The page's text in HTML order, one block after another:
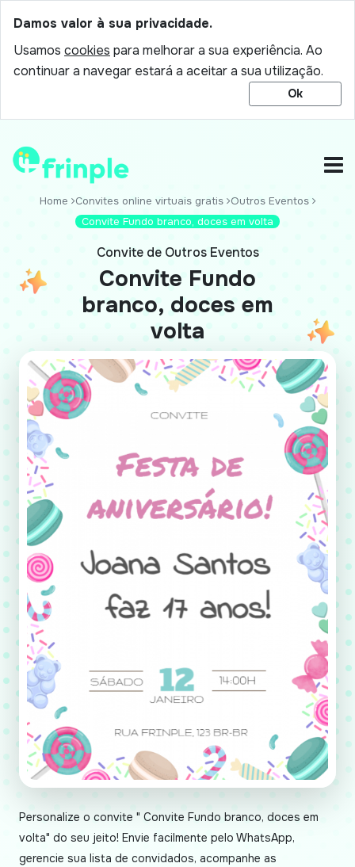
Damos valor à sua privacidade.
Usamos cookies para melhorar a sua experiência. Ao
continuar a navegar estará a aceitar a sua utilização.
Ok
Home Convites online virtuais gratis
Outros Eventos
Convite Fundo branco, doces em volta
Convite de Outros Eventos
Convite Fundo
branco, doces em
volta
Personalize o convite " Convite Fundo branco, doces em
volta" do seu jeito! Envie facilmente pelo WhatsApp,
gerencie sua lista de convidados, acompanhe as